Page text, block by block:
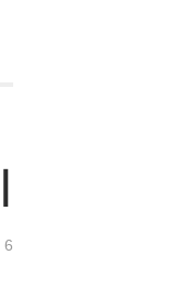
6 أبريل، 2019